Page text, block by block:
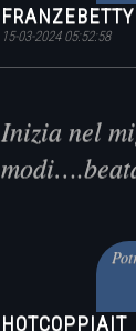
FRANZEBETTY
15-03-2024 05:52:58
Inizia nel
HOTCOPPIAIT